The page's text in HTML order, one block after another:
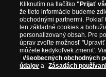
autentickosti.
Kliknutím na tlačítko"Prijať
že tieto informácie budeme
obchodnými partnermi.
len základné cookies a
personalizovaný obsah. Pre
úprav zvoľte možnosť
môžete kedykoľvek zmeniť.
Všeobecných obchodných
údajov a Zásadách